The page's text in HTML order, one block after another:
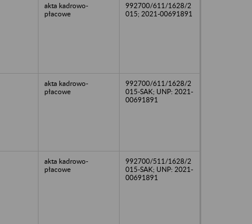
akta kadrowo-
płacowe
992700/611/1628/2
015; 2021-00691891
akta kadrowo-
płacowe
992700/611/1628/2
015-SAK; UNP: 2021-
00691891
akta kadrowo-
płacowe
992700/511/1628/2
015-SAK; UNP: 2021-
00691891